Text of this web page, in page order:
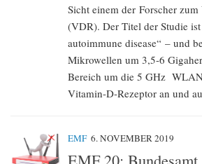
Sicht einem der Forscher
(VDR). Der Titel der Studie
autoimmune disease“ – und
Mikrowellen um 3,5-6
Bereich um die 5 GHz
Vitamin-D-Rezeptor an und
EMF 6. NOVEMBER 2019
EMF 20: